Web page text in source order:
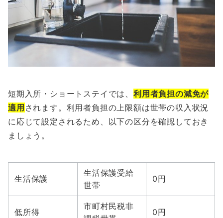
短期入所・ショートステイでは、 利用者負担の減免が
適用 されます。利用者負担の上限額は世帯の収入状況
に応じて設定されるため、以下の区分を確認しておき
ましょう。
生活保護
生活保護受給
世帯
0円
低所得
市町村民税非
0円